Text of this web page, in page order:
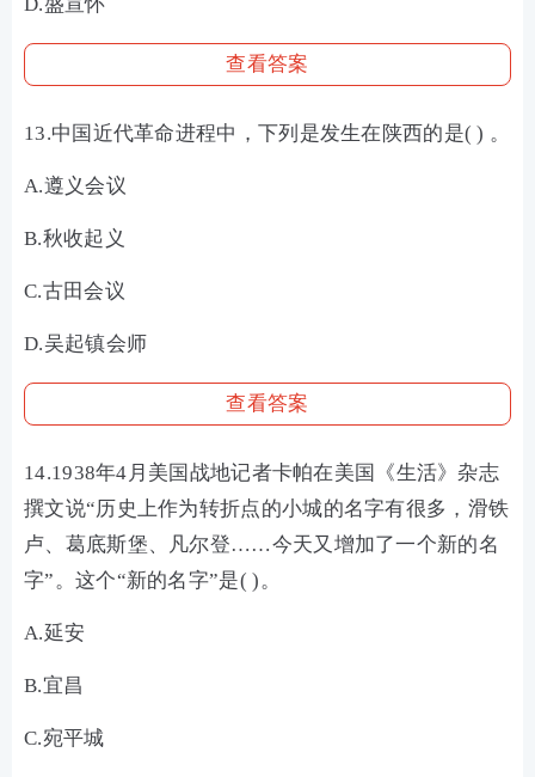
查看答案
13.中国近代革命进程中，下列是发生在陕西的是( ) 。
A.遵义会议
B.秋收起义
C.古田会议
D.吴起镇会师
查看答案
14.1938年4月美国战地记者卡帕在美国《生活》杂志
撰文说“历史上作为转折点的小城的名字有很多，滑铁
卢、葛底斯堡、凡尔登……今天又增加了一个新的名
字”。这个“新的名字”是( )。
A.延安
B.宜昌
C.宛平城